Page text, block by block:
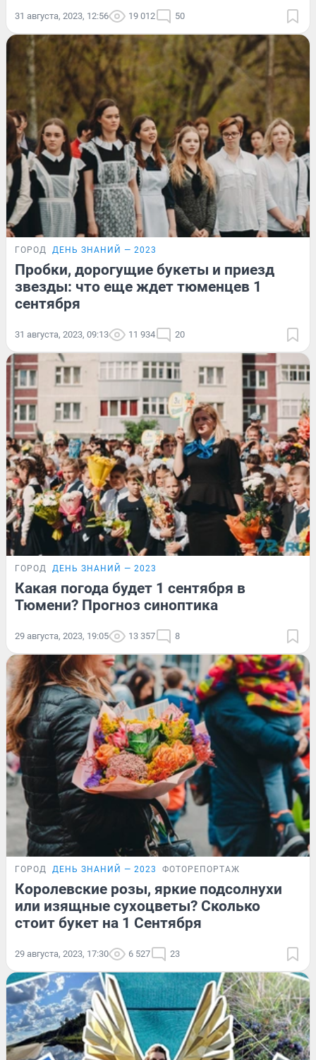
31 августа, 2023, 12:56 19 012 50
ГОРОД ДЕНЬ ЗНАНИЙ — 2023
Пробки, дорогущие букеты и приезд
звезды: что еще ждет тюменцев 1
сентября
31 августа, 2023, 09:13 11 934 20
ГОРОД ДЕНЬ ЗНАНИЙ — 2023
Какая погода будет 1 сентября в
Тюмени? Прогноз синоптика
29 августа, 2023, 19:05 13 357 8
ГОРОД ДЕНЬ ЗНАНИЙ — 2023 ФОТОРЕПОРТАЖ
Королевские розы, яркие подсолнухи
или изящные сухоцветы? Сколько
стоит букет на 1 Сентября
29 августа, 2023, 17:30 6 527 23